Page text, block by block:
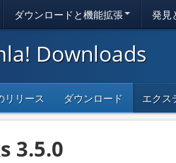
ダウンロードと機能拡張 発見
Downloads
リリース ダウンロード エクス
3.5.0